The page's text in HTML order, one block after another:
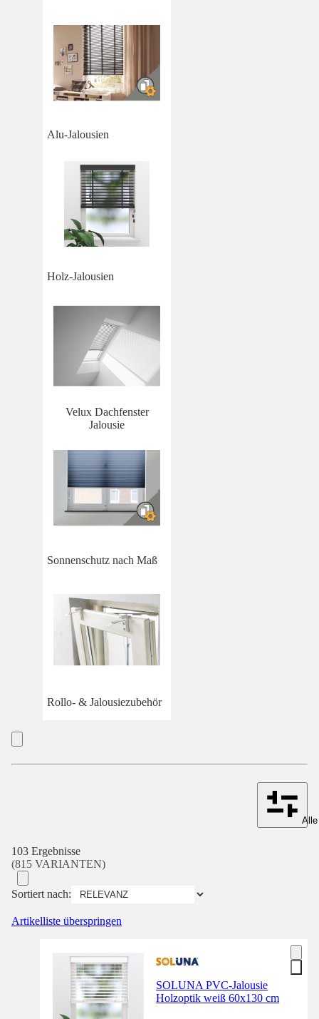
Alu-Jalousien
Holz-Jalousien
Velux Dachfenster
Jalousie
Sonnenschutz nach Maß
Rollo- & Jalousiezubehör
103 Ergebnisse
(815 VARIANTEN)
Sortiert nach:
Artikelliste überspringen
SOLUNA PVC-Jalousie
Holzoptik weiß 60x130 cm